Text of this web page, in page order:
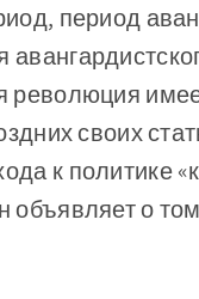
период
революция
своих
к политике
о